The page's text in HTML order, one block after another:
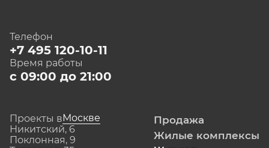
Телефон
+7 495 120-10-11
Время работы
с 09:00 до 21:00
Проекты вМоскве
Никитский, 6
Поклонная, 9
Продажа
Жилые комплексы